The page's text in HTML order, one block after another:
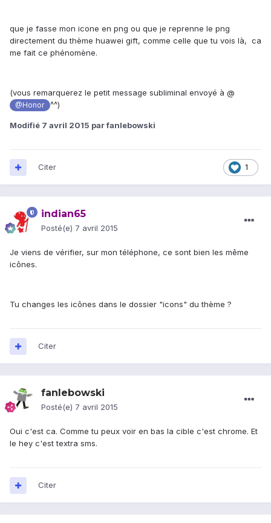
que je fasse mon icone en png ou que je reprenne le png
directement du thème huawei gift, comme celle que tu vois là, ca
me fait ce phénomène.
(vous remarquerez le petit message subliminal envoyé à @
@Honor ^^)
Modifié 7 avril 2015 par fanlebowski
1
Citer
indian65
Posté(e) 7 avril 2015
Je viens de vérifier, sur mon téléphone, ce sont bien les même
icônes.
Tu changes les icônes dans le dossier "icons" du thème ?
Citer
fanlebowski
Posté(e) 7 avril 2015
Oui c'est ca. Comme tu peux voir en bas la cible c'est chrome. Et
le hey c'est textra sms.
Citer